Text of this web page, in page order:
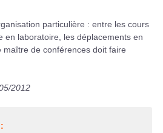
particulière : entre les cours
en laboratoire, les déplacements en
maître de conférences doit faire
2012